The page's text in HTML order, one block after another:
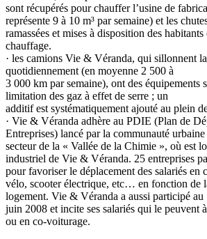
sont récupérés pour chauffer l’usine de
représente 9 à 10 m³ par semaine) et les
ramassées et mises à disposition des
chauffage.
· les camions Vie & Véranda, qui sillonnent
quotidiennement (en moyenne 2 500 à
3 000 km par semaine), ont des équipements
limitation des gaz à effet de serre ; un
additif est systématiquement ajouté au plein
· Vie & Véranda adhère au PDIE (Plan de
Entreprises) lancé par la communauté
secteur de la « Vallée de la Chimie », où est
industriel de Vie & Véranda. 25 entreprises
pour favoriser le déplacement des salariés en
vélo, scooter électrique, etc… en fonction de
logement. Vie & Véranda a aussi participé
juin 2008 et incite ses salariés qui le peuvent
ou en co-voiturage.